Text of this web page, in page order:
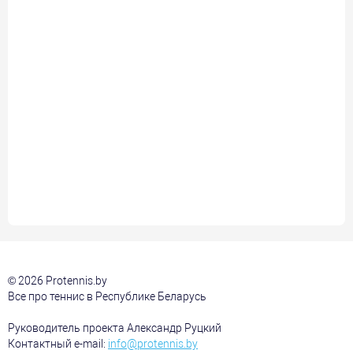
© 2026 Protennis.by
Все про теннис в Республике Беларусь
Руководитель проекта Александр Руцкий
Контактный e-mail: info@protennis.by